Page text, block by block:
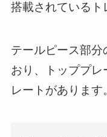
日本のグル
ードを押さ
いう奏法が
搭載されているト
テールピース部
おり、トッププ
レートがあります